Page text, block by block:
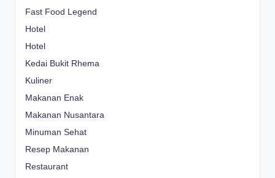
Fast Food Legend
Hotel
Hotel
Kedai Bukit Rhema
Kuliner
Makanan Enak
Makanan Nusantara
Minuman Sehat
Resep Makanan
Restaurant